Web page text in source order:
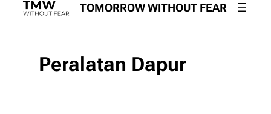
TOMORROW WITHOUT FEAR
Peralatan Dapur